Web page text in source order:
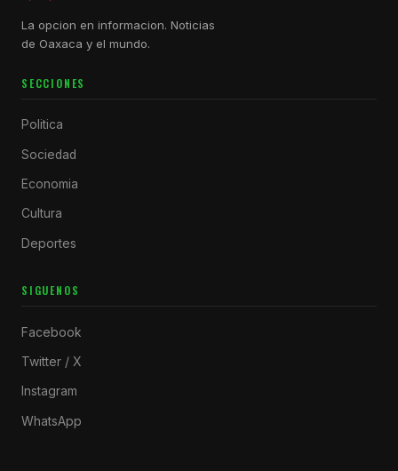
La opcion en informacion. Noticias
de Oaxaca y el mundo.
SECCIONES
Politica
Sociedad
Economia
Cultura
Deportes
SIGUENOS
Facebook
Twitter / X
Instagram
WhatsApp